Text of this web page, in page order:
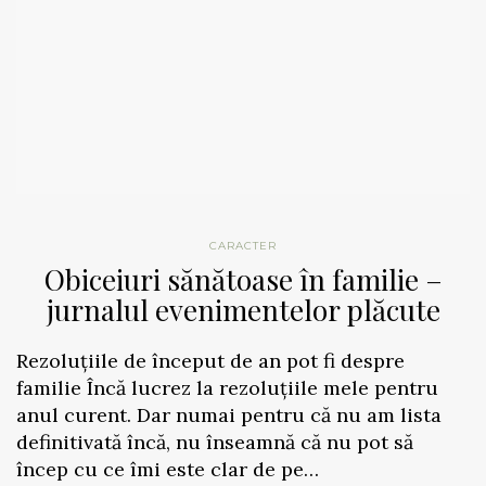
CARACTER
Obiceiuri sănătoase în familie –
jurnalul evenimentelor plăcute
Rezoluțiile de început de an pot fi despre
familie Încă lucrez la rezoluțiile mele pentru
anul curent. Dar numai pentru că nu am lista
definitivată încă, nu înseamnă că nu pot să
încep cu ce îmi este clar de pe…